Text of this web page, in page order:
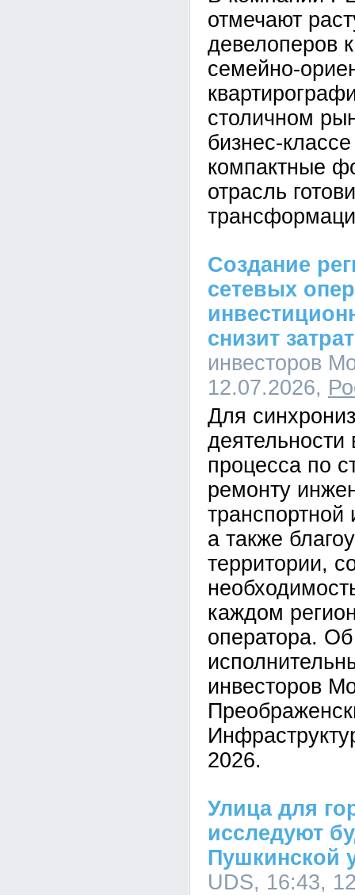
отмечают
девелоперов
семейно-
столичном
бизнес-
компактные
отрасль
Создание
сетевых
снизит
инвесторов
12.07.2026,
Для
деятельности
процесса по
ремонту
транспортной
а также
территории,
каждом
оператора.
инвесторов
2026.
Улица для
исследуют
Пушкинской
UDS, 16:43,